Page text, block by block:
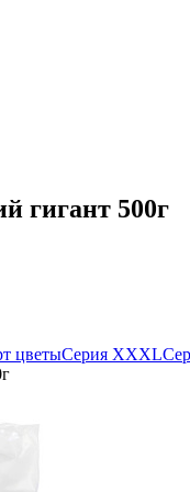
гигант 500г
цветыСерия XXXL